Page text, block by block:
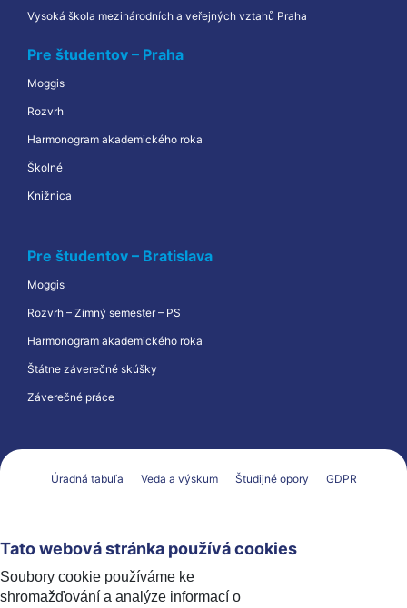
Vysoká škola mezinárodních a veřejných vztahů Praha
Pre študentov – Praha
Moggis
Rozvrh
Harmonogram akademického roka
Školné
Knižnica
Pre študentov – Bratislava
Moggis
Rozvrh – Zimný semester – PS
Harmonogram akademického roka
Štátne záverečné skúšky
Záverečné práce
Úradná tabuľa Veda a výskum Študijné opory GDPR
Tato webová stránka používá cookies
Soubory cookie používáme ke
shromažďování a analýze informací o